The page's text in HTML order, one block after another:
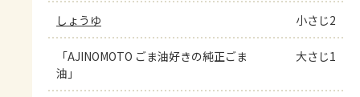
しょうゆ 小さじ2
「AJINOMOTO ごま油好きの純正ごま
油」
大さじ1